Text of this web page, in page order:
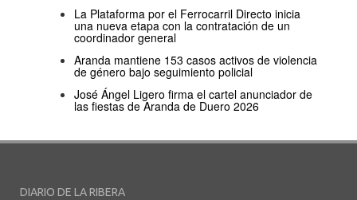
La Plataforma por el Ferrocarril Directo inicia
una nueva etapa con la contratación de un
coordinador general
Aranda mantiene 153 casos activos de violencia
de género bajo seguimiento policial
José Ángel Ligero firma el cartel anunciador de
las fiestas de Aranda de Duero 2026
DIARIO DE LA RIBERA